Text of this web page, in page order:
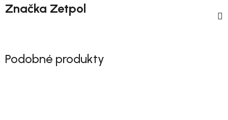
Značka Zetpol
Podobné produkty